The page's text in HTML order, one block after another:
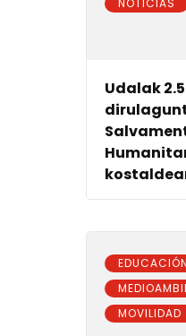
NOTICIAS
Udalak
EDUCACIÓN
MOVILIDAD